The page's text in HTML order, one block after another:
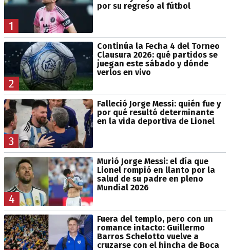
1
por su regreso al fútbol
2
Continúa la Fecha 4 del Torneo
Clausura 2026: qué partidos se
juegan este sábado y dónde
verlos en vivo
3
Falleció Jorge Messi: quién fue y
por qué resultó determinante
en la vida deportiva de Lionel
4
Murió Jorge Messi: el día que
Lionel rompió en llanto por la
salud de su padre en pleno
Mundial 2026
Fuera del templo, pero con un
romance intacto: Guillermo
Barros Schelotto vuelve a
cruzarse con el hincha de Boca